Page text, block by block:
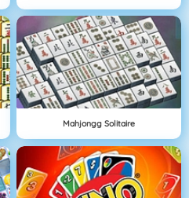
Mahjongg Solitaire